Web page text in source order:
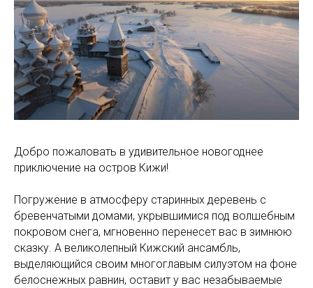
Добро пожаловать в удивительное новогоднее
приключение на остров Кижи!
Погружение в атмосферу старинных деревень с
бревенчатыми домами, укрывшимися под волшебным
покровом снега, мгновенно перенесет вас в зимнюю
сказку. А великолепный Кижский ансамбль,
выделяющийся своим многоглавым силуэтом на фоне
белоснежных равнин, оставит у вас незабываемые